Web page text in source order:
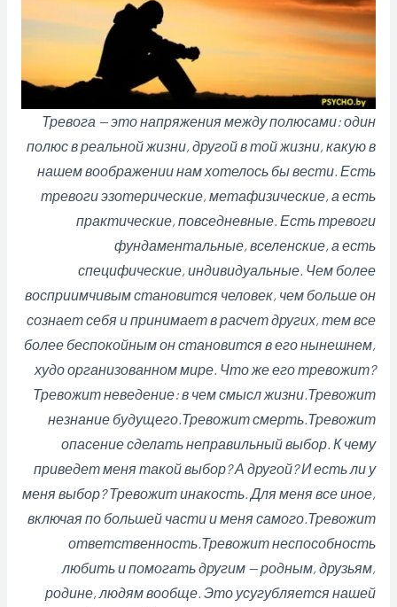
Тревога — это напряжения между полюсами: один
полюс в реальной жизни, другой в той жизни, какую в
нашем воображении нам хотелось бы вести. Есть
тревоги эзотерические, метафизические, а есть
практические, повседневные. Есть тревоги
фундаментальные, вселенские, а есть
специфические, индивидуальные. Чем более
восприимчивым становится человек, чем больше он
сознает себя и принимает в расчет других, тем все
более беспокойным он становится в его нынешнем,
худо организованном мире. Что же его тревожит?
Тревожит неведение: в чем смысл жизни.Тревожит
незнание будущего.Тревожит смерть.Тревожит
опасение сделать неправильный выбор. К чему
приведет меня такой выбор? А другой? И есть ли у
меня выбор? Тревожит инакость. Для меня все иное,
включая по большей части и меня самого.Тревожит
ответственность.Тревожит неспособность
любить и помогать другим — родным, друзьям,
родине, людям вообще. Это усугубляется нашей